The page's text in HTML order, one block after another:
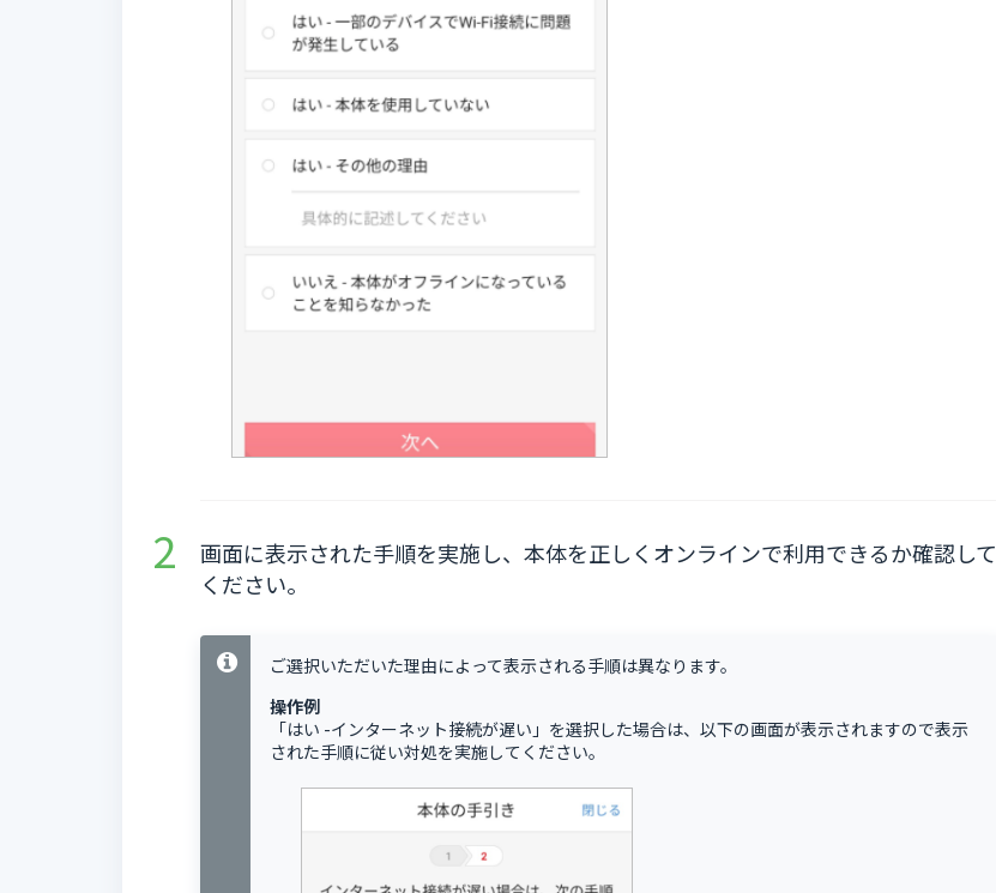
画面に表示された手順を実施し、本体を正しくオンラインで利用できるか確認して
ください。
ご選択いただいた理由によって表示される手順は異なります。
操作例
「はい -インターネット接続が遅い」を選択した場合は、以下の画面が表示されますので表示
された手順に従い対処を実施してください。